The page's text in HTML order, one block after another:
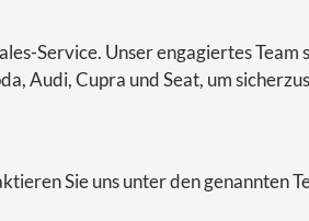
Service. Unser engagiertes Team
Audi, Cupra und Seat, um
Sie uns unter den genannten